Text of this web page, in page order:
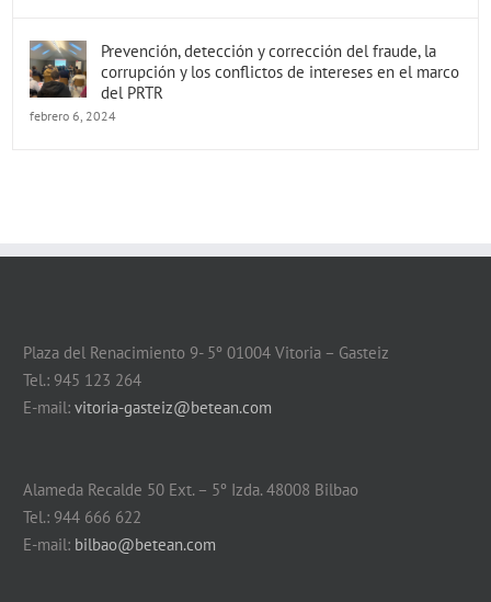
Prevención, detección y corrección del fraude, la
corrupción y los conflictos de intereses en el marco
del PRTR
febrero 6, 2024
Plaza del Renacimiento 9- 5º 01004 Vitoria – Gasteiz
Tel.: 945 123 264
E-mail: vitoria-gasteiz@betean.com
Alameda Recalde 50 Ext. – 5º Izda. 48008 Bilbao
Tel.: 944 666 622
E-mail: bilbao@betean.com